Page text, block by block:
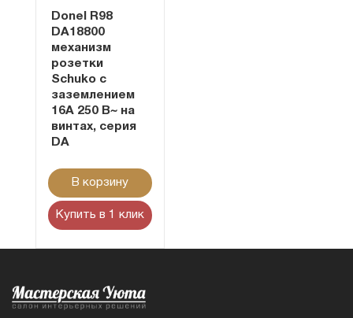
Donel R98
DA18800
механизм
розетки
Schuko с
заземлением
16А 250 В~ на
винтах, серия
DA
В корзину
Купить в 1 клик